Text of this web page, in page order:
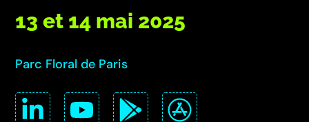
13 et 14 mai 2025
Parc Floral de Paris